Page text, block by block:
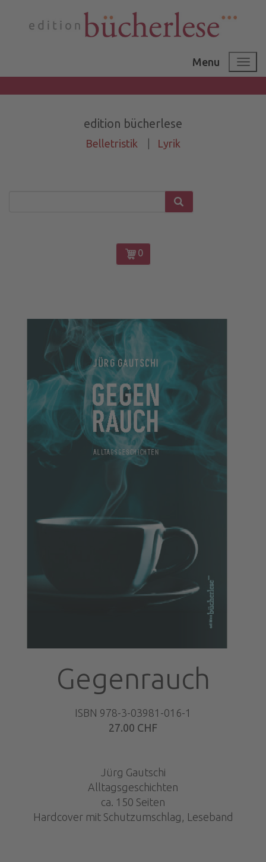
Menu
edition bücherlese
Belletristik Lyrik
0
Gegenrauch
ISBN 978-3-03981-016-1
27.00 CHF
Jürg Gautschi
Alltagsgeschichten
ca. 150 Seiten
Hardcover mit Schutzumschlag, Leseband